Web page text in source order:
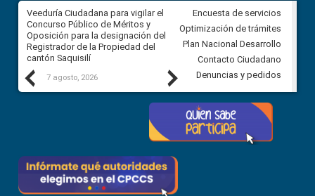
Previous
Veeduría Ciudadana para vigilar el
Concurso Público de Méritos y
Oposición para la designación del
Registrador de la Propiedad del
cantón Saquisilí
7 agosto, 2026
Veeduría Ciudadana para
construcción del asfaltado de
Ballenita del cantón Santa
7 agosto, 2026
Next
Encuesta de servicios
Optimización de trámites
Plan Nacional Desarrollo
Contacto Ciudadano
Denuncias y pedidos